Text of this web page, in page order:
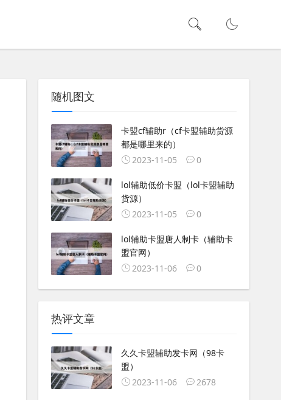
随机图文
卡盟cf辅助r（cf卡盟辅助货源
都是哪里来的）
2023-11-05
0
lol辅助低价卡盟（lol卡盟辅助
货源）
2023-11-05
0
lol辅助卡盟唐人制卡（辅助卡
盟官网）
2023-11-06
0
热评文章
久久卡盟辅助发卡网（98卡
盟）
2023-11-06
2678